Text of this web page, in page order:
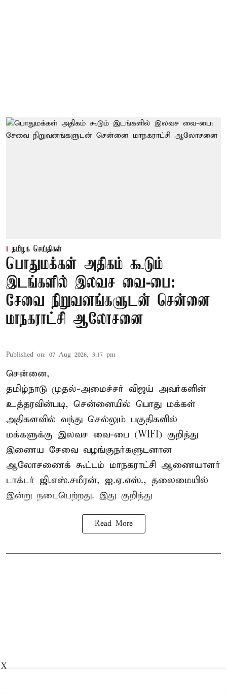
தமிழக செய்திகள்
பொதுமக்கள் அதிகம் கூடும்
இடங்களில் இலவச வை-பை:
சேவை நிறுவனங்களுடன் சென்னை
மாநகராட்சி ஆலோசனை
Published on: 07 Aug 2026, 3:17 pm
சென்னை,
தமிழ்நாடு முதல்-அமைச்சர் விஜய் அவர்களின்
உத்தரவின்படி, சென்னையில் பொது மக்கள்
அதிகளவில் வந்து செல்லும் பகுதிகளில்
மக்களுக்கு இலவச வை-பை (WIFI) குறித்து
இணைய சேவை வழங்குநர்களுடனான
ஆலோசணைக் கூட்டம் மாநகராட்சி ஆணையாளர்
டாக்டர் ஜி.எஸ்.சமீரன், ஐ.ஏ.எஸ்., தலைமையில்
இன்று நடைபெற்றது. இது குறித்து
Read More
X